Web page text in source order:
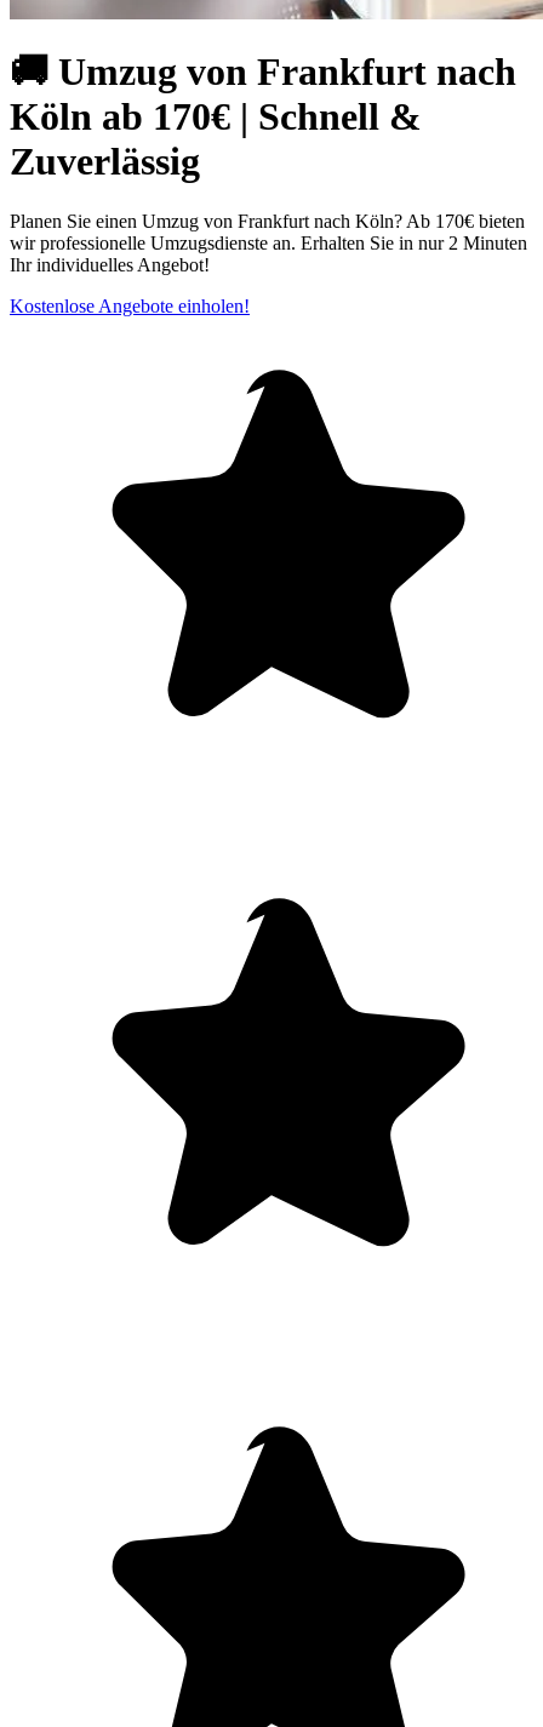
🚚 Umzug von Frankfurt nach
Köln ab 170€ | Schnell &
Zuverlässig
Planen Sie einen Umzug von Frankfurt nach Köln? Ab 170€ bieten
wir professionelle Umzugsdienste an. Erhalten Sie in nur 2 Minuten
Ihr individuelles Angebot!
Kostenlose Angebote einholen!